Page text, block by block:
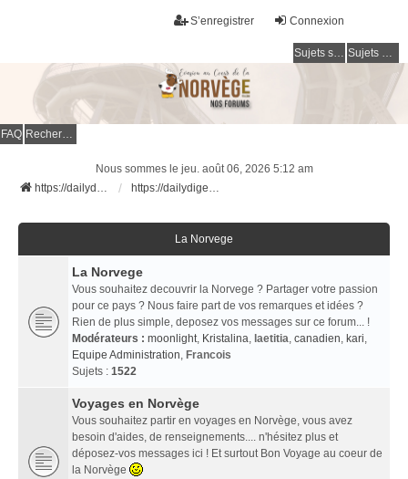
Connexion
S’enregistrer
Sujets sans réponse Sujets actifs
FAQ Rechercher
Nous sommes le jeu. août 06, 2026 5:12 am
https://dailydigesthub.com
https://dailydigesthub.com
La Norvege
La Norvege
Vous souhaitez decouvrir la Norvege ? Partager votre passion
pour ce pays ? Nous faire part de vos remarques et idées ?
Rien de plus simple, deposez vos messages sur ce forum... !
Modérateurs : moonlight, Kristalina, laetitia, canadien, kari,
Equipe Administration, Francois
Sujets : 1522
Voyages en Norvège
Vous souhaitez partir en voyages en Norvège, vous avez
besoin d'aides, de renseignements.... n'hésitez plus et
déposez-vos messages ici ! Et surtout Bon Voyage au coeur de
la Norvège